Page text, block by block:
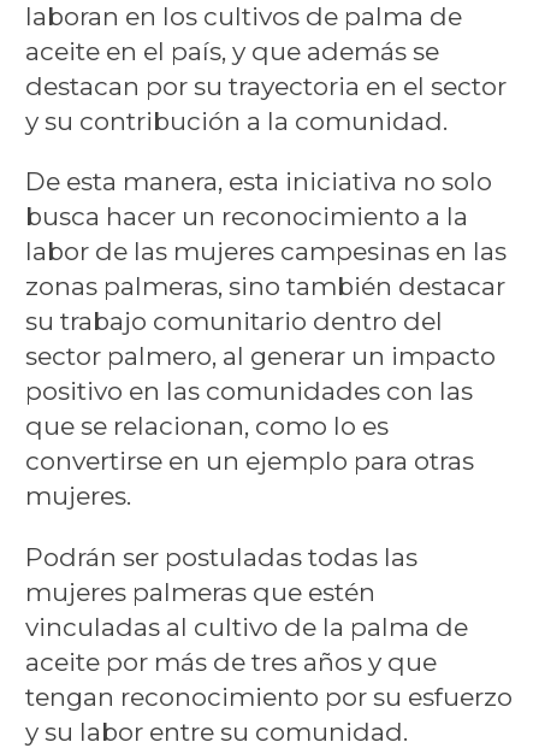
laboran en los cultivos de palma de
aceite en el país, y que además se
destacan por su trayectoria en el sector
y su contribución a la comunidad.
De esta manera, esta iniciativa no solo
busca hacer un reconocimiento a la
labor de las mujeres campesinas en las
zonas palmeras, sino también destacar
su trabajo comunitario dentro del
sector palmero, al generar un impacto
positivo en las comunidades con las
que se relacionan, como lo es
convertirse en un ejemplo para otras
mujeres.
Podrán ser postuladas todas las
mujeres palmeras que estén
vinculadas al cultivo de la palma de
aceite por más de tres años y que
tengan reconocimiento por su esfuerzo
y su labor entre su comunidad.